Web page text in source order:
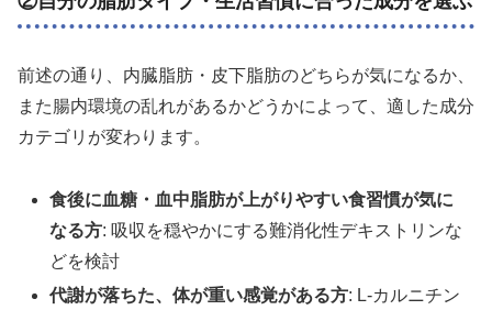
前述の通り、内臓脂肪・皮下脂肪のどちらが気になるか、
また腸内環境の乱れがあるかどうかによって、適した成分
カテゴリが変わります。
食後に血糖・血中脂肪が上がりやすい食習慣が気に
なる方: 吸収を穏やかにする難消化性デキストリンな
どを検討
代謝が落ちた、体が重い感覚がある方: L-カルニチン